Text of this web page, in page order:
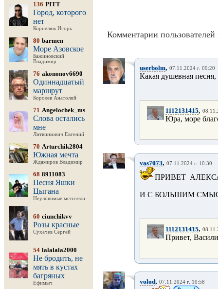
136 PITT
Город, которого
нет
Корнелюк Игорь
80 barmen
Море Азовское
Бажиновский
Владимир
76 akononov6690
Одиннадцатый
маршрут
Королев Анатолий
71 Angelochek_ms
Слова остались
мне
Литвинкович Евгений
70 Arturchik2804
Южная мечта
Ждамиров Владимир
68 8911083
Песня Яшки
Цыгана
Неуловимые мстители
60 ciunchikvv
Розы красные
Сухачев Сергей
54 lalalala2000
Не бродить, не
мять в кустах
багряных
Ефимыч
Комментарии пользователей
userbolm, 07.11.2024 г. 09:20
Какая душевная
1112131415,
Юра, море
vas7073, 07.11.2024 г. 10:30
ПРИВЕТ
И С БОЛЬШИМ
1112131415,
Привет,
volod, 07.11.2024 г. 10:58